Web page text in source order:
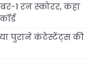
1 रन स्कोरर, कहा
पुराने कंटेस्टेंट्स की